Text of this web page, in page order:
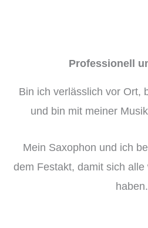
Professionell
Bin ich verlässlich vor Ort,
und bin mit meiner
Mein Saxophon und ich
dem Festakt, damit sich
haben.